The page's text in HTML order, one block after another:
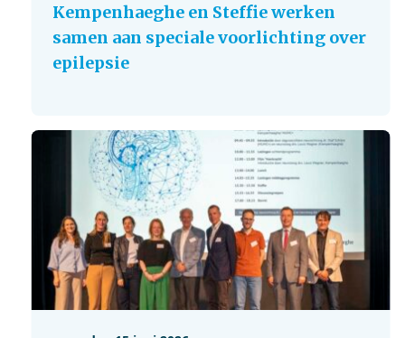
Kempenhaeghe en Steffie werken
samen aan speciale voorlichting over
epilepsie